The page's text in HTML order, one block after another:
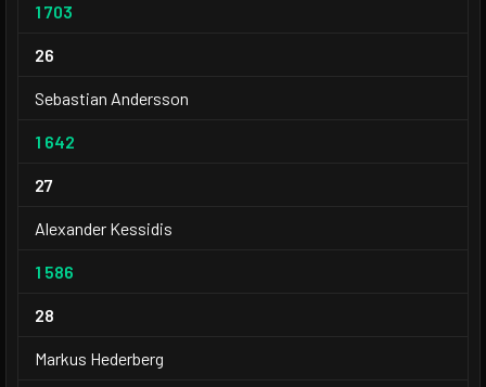
1 703
26
Sebastian Andersson
1 642
27
Alexander Kessidis
1 586
28
Markus Hederberg